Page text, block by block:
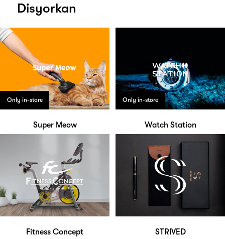
Disyorkan
Only in-store
Super Meow
Only in-store
Watch Station
Fitness Concept STRIVED